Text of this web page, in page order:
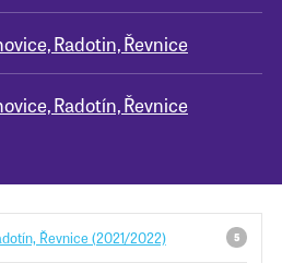
Radotin, Řevnice
Radotín, Řevnice
Řevnice (2021/2022) 5